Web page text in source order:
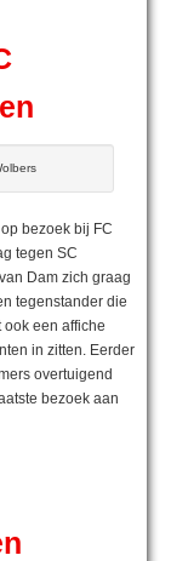
bezoek bij FC
tegen SC
Dam zich graag
tegenstander die
een affiche
in zitten. Eerder
overtuigend
bezoek aan